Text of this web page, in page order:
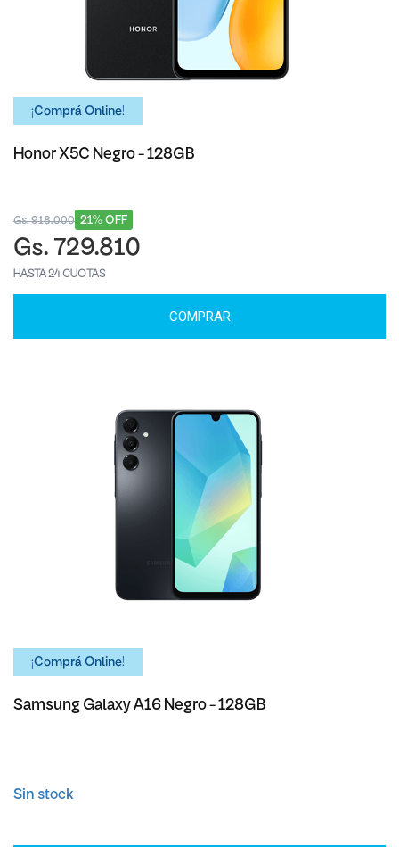
¡Comprá Online!
Honor X5C Negro - 128GB
21% OFF
Gs. 918.000
Gs. 729.810
HASTA 24 CUOTAS
COMPRAR
¡Comprá Online!
Samsung Galaxy A16 Negro - 128GB
Sin stock